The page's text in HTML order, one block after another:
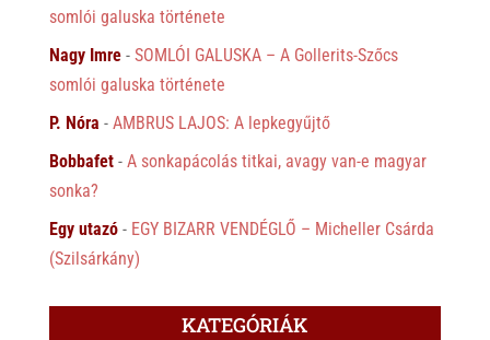
somlói galuska története
Nagy Imre- SOMLÓI GALUSKA – A Gollerits-Szőcs
somlói galuska története
P. Nóra - AMBRUS LAJOS: A lepkegyűjtő
Bobbafet- A sonkapácolás titkai, avagy van-e magyar
sonka?
Egy utazó- EGY BIZARR VENDÉGLŐ – Micheller Csárda
(Szilsárkány)
KATEGÓRIÁK